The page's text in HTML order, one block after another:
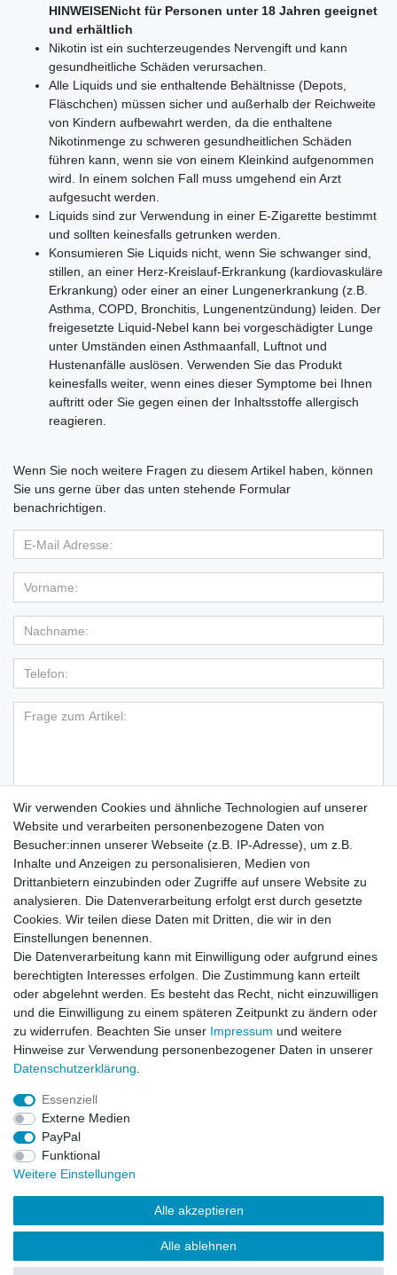
HINWEISENicht für Personen unter 18 Jahren geeignet
und erhältlich
Nikotin ist ein suchterzeugendes Nervengift und kann
gesundheitliche Schäden verursachen.
Alle Liquids und sie enthaltende Behältnisse (Depots,
Fläschchen) müssen sicher und außerhalb der Reichweite
von Kindern aufbewahrt werden, da die enthaltene
Nikotinmenge zu schweren gesundheitlichen Schäden
führen kann, wenn sie von einem Kleinkind aufgenommen
wird. In einem solchen Fall muss umgehend ein Arzt
aufgesucht werden.
Liquids sind zur Verwendung in einer E-Zigarette bestimmt
und sollten keinesfalls getrunken werden.
Konsumieren Sie Liquids nicht, wenn Sie schwanger sind,
stillen, an einer Herz-Kreislauf-Erkrankung (kardiovaskuläre
Erkrankung) oder einer an einer Lungenerkrankung (z.B.
Asthma, COPD, Bronchitis, Lungenentzündung) leiden. Der
freigesetzte Liquid-Nebel kann bei vorgeschädigter Lunge
unter Umständen einen Asthmaanfall, Luftnot und
Hustenanfälle auslösen. Verwenden Sie das Produkt
keinesfalls weiter, wenn eines dieser Symptome bei Ihnen
auftritt oder Sie gegen einen der Inhaltsstoffe allergisch
reagieren.
Wenn Sie noch weitere Fragen zu diesem Artikel haben, können
Sie uns gerne über das unten stehende Formular
benachrichtigen.
Hiermit bestätige ich, dass ich dieDaten­schutz­erklärung
gelesen habe.*
Absenden
🚚 Schneller Versand
📦 Kostenloser Versand ab 75 €
📞 Kostenlose Beratung per Telefon &
WhatsApp
Impressum
Barrierefreiheitserklärung
VERTRAG WIDERRUFEN Kontakt
Wir verwenden Cookies und ähnliche Technologien auf unserer
Website und verarbeiten personenbezogene Daten von
Besucher:innen unserer Webseite (z.B. IP-Adresse), um z.B.
Inhalte und Anzeigen zu personalisieren, Medien von
Drittanbietern einzubinden oder Zugriffe auf unsere Website zu
analysieren. Die Datenverarbeitung erfolgt erst durch gesetzte
Cookies. Wir teilen diese Daten mit Dritten, die wir in den
Einstellungen benennen.
Die Datenverarbeitung kann mit Einwilligung oder aufgrund eines
berechtigten Interesses erfolgen. Die Zustimmung kann erteilt
oder abgelehnt werden. Es besteht das Recht, nicht einzuwilligen
und die Einwilligung zu einem späteren Zeitpunkt zu ändern oder
zu widerrufen. Beachten Sie unser Impressum und weitere
Hinweise zur Verwendung personenbezogener Daten in unserer
Daten­schutz­erklärung
Essenziell
Externe Medien
PayPal
Funktional
Weitere Einstellungen
Alle akzeptieren
Alle ablehnen